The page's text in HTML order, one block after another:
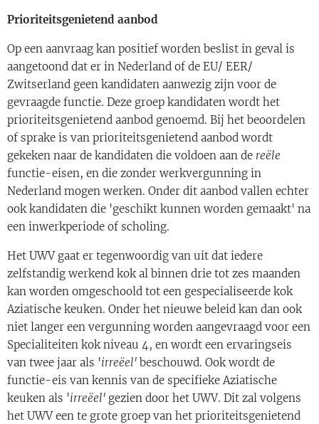
Prioriteitsgenietend aanbod
Op een aanvraag kan positief worden beslist in geval is
aangetoond dat er in Nederland of de EU/ EER/
Zwitserland geen kandidaten aanwezig zijn voor de
gevraagde functie. Deze groep kandidaten wordt het
prioriteitsgenietend aanbod genoemd. Bij het beoordelen
of sprake is van prioriteitsgenietend aanbod wordt
gekeken naar de kandidaten die voldoen aan de reële
functie-eisen, en die zonder werkvergunning in
Nederland mogen werken. Onder dit aanbod vallen echter
ook kandidaten die 'geschikt kunnen worden gemaakt' na
een inwerkperiode of scholing.
Het UWV gaat er tegenwoordig van uit dat iedere
zelfstandig werkend kok al binnen drie tot zes maanden
kan worden omgeschoold tot een gespecialiseerde kok
Aziatische keuken. Onder het nieuwe beleid kan dan ook
niet langer een vergunning worden aangevraagd voor een
Specialiteiten kok niveau 4, en wordt een ervaringseis
van twee jaar als 'irreëel' beschouwd. Ook wordt de
functie-eis van kennis van de specifieke Aziatische
keuken als 'irreëel' gezien door het UWV. Dit zal volgens
het UWV een te grote groep van het prioriteitsgenietend